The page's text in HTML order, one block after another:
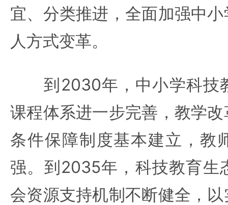
宜、分类推进，全面加强中
人方式变革。
到2030年，中小学科技
课程体系进一步完善，教学
条件保障制度基本建立，教
强。到2035年，科技教育生
会资源支持机制不断健全，